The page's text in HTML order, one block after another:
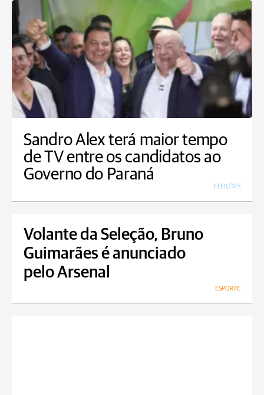
Sandro Alex terá maior tempo
de TV entre os candidatos ao
Governo do Paraná
ELEIÇÕES
Volante da Seleção, Bruno
Guimarães é anunciado
pelo Arsenal
ESPORTE